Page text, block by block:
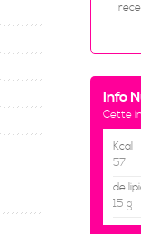
Info
Cette
Kcal
57
de
15 g